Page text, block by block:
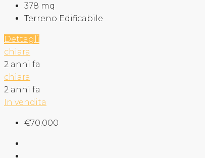
378 mq
Terreno Edificabile
Dettagli
chiara
2 anni fa
chiara
2 anni fa
In vendita
€70.000